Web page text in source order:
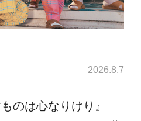
2026.8.7
のは心なりけり』